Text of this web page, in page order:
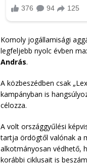
Komoly jogállamisági
legfeljebb nyolc évben
András.
A közbeszédben csak
kampányban is
célozza.
A volt országgyűlési
tartja ördögtől valónak a
alkotmányosan védhető,
korábbi ciklusait is